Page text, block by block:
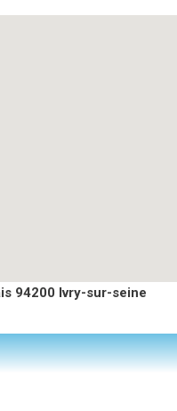
94200 Ivry-sur-seine